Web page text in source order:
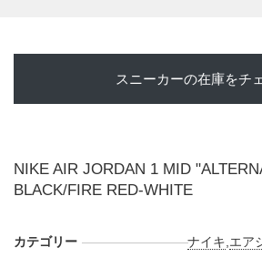
スニーカーの在庫をチ
NIKE AIR JORDAN 1 MID
BLACK/FIRE RED-WHITE
カテゴリー ナイキ エア